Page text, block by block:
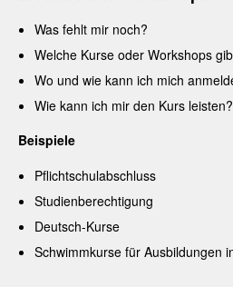
Was fehlt mir noch?
Welche Kurse oder Workshops
Wo und wie kann ich mich
Wie kann ich mir den Kurs leisten?
Beispiele
Pflichtschulabschluss
Studienberechtigung
Deutsch-Kurse
Schwimmkurse für Ausbildungen